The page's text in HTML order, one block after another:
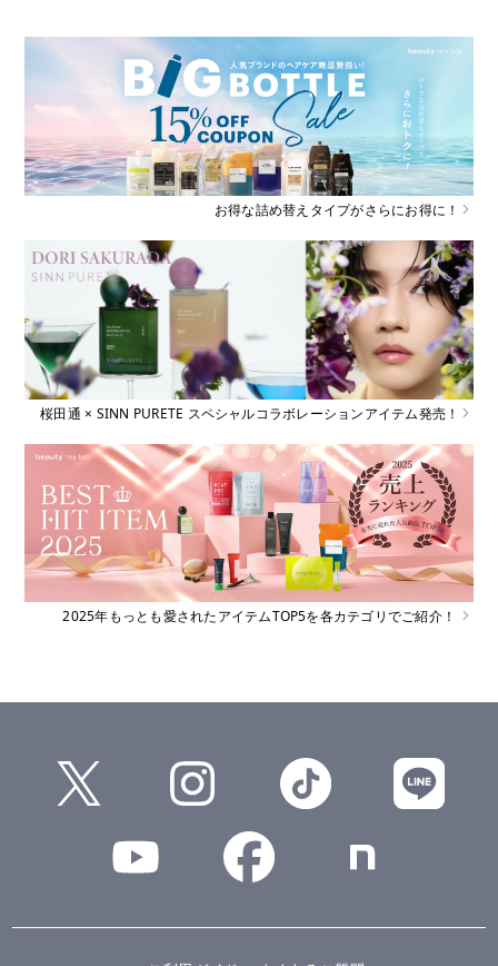
お得な詰め替えタイプがさらにお得に！
桜田通 × SINN PURETE スペシャルコラボレーションアイテム発売！
2025年もっとも愛されたアイテムTOP5を各カテゴリでご紹介！